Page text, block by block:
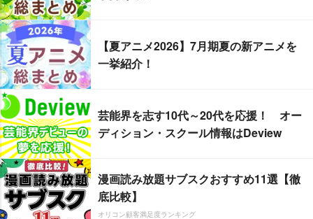
【夏アニメ2026】7月期夏の新アニメを
一挙紹介！
芸能界を志す10代～20代を応援！ オー
ディション・スクール情報はDeview
漫画読み放題サブスクおすすめ11選【徹
底比較】
オリコン顧客満足度ランキング